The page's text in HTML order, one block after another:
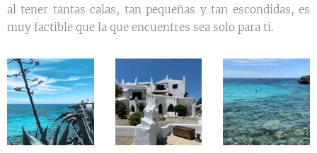
al tener tantas calas, tan pequeñas y tan escondidas, es
muy factible que la que encuentres sea solo para ti.